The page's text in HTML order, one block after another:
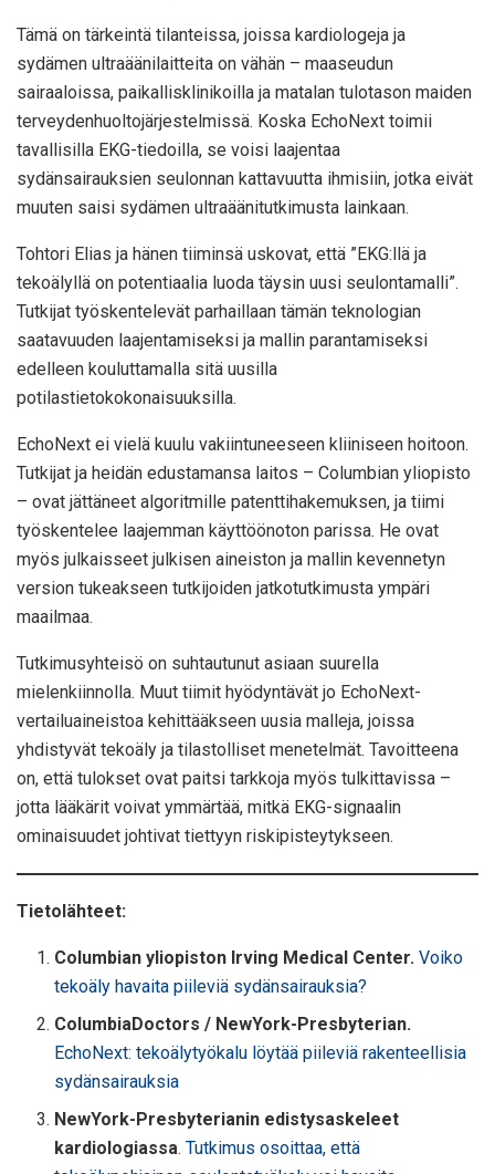
Tämä on tärkeintä tilanteissa, joissa kardiologeja ja
sydämen ultraäänilaitteita on vähän – maaseudun
sairaaloissa, paikallisklinikoilla ja matalan tulotason maiden
terveydenhuoltojärjestelmissä. Koska EchoNext toimii
tavallisilla EKG-tiedoilla, se voisi laajentaa
sydänsairauksien seulonnan kattavuutta ihmisiin, jotka eivät
muuten saisi sydämen ultraäänitutkimusta lainkaan.
Tohtori Elias ja hänen tiiminsä uskovat, että ”EKG:llä ja
tekoälyllä on potentiaalia luoda täysin uusi seulontamalli”.
Tutkijat työskentelevät parhaillaan tämän teknologian
saatavuuden laajentamiseksi ja mallin parantamiseksi
edelleen kouluttamalla sitä uusilla
potilastietokokonaisuuksilla.
EchoNext ei vielä kuulu vakiintuneeseen kliiniseen hoitoon.
Tutkijat ja heidän edustamansa laitos – Columbian yliopisto
– ovat jättäneet algoritmille patenttihakemuksen, ja tiimi
työskentelee laajemman käyttöönoton parissa. He ovat
myös julkaisseet julkisen aineiston ja mallin kevennetyn
version tukeakseen tutkijoiden jatkotutkimusta ympäri
maailmaa.
Tutkimusyhteisö on suhtautunut asiaan suurella
mielenkiinnolla. Muut tiimit hyödyntävät jo EchoNext-
vertailuaineistoa kehittääkseen uusia malleja, joissa
yhdistyvät tekoäly ja tilastolliset menetelmät. Tavoitteena
on, että tulokset ovat paitsi tarkkoja myös tulkittavissa –
jotta lääkärit voivat ymmärtää, mitkä EKG-signaalin
ominaisuudet johtivat tiettyyn riskipisteytykseen.
Tietolähteet:
Columbian yliopiston Irving Medical Center. Voiko
tekoäly havaita piileviä sydänsairauksia?
ColumbiaDoctors / NewYork-Presbyterian.
EchoNext: tekoälytyökalu löytää piileviä rakenteellisia
sydänsairauksia
NewYork-Presbyterianin edistysaskeleet
kardiologiassa.Tutkimus osoittaa, että